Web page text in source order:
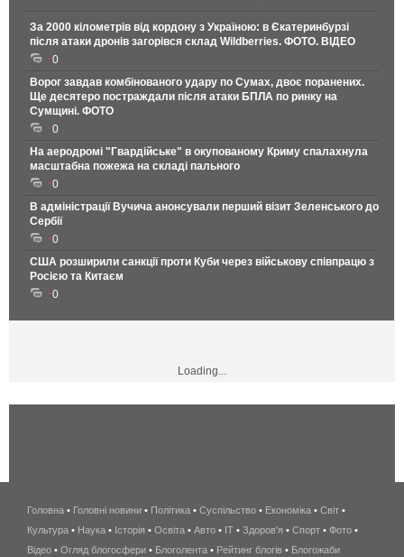
За 2000 кілометрів від кордону з Україною: в Єкатеринбурзі
після атаки дронів загорівся склад Wildberries. ФОТО. ВІДЕО
0
Ворог завдав комбінованого удару по Сумах, двоє поранених.
Ще десятеро постраждали після атаки БПЛА по ринку на
Сумщині. ФОТО
0
На аеродромі "Гвардійське" в окупованому Криму спалахнула
масштабна пожежа на складі пального
0
В адміністрації Вучича анонсували перший візит Зеленського до
Сербії
0
США розширили санкції проти Куби через військову співпрацю з
Росією та Китаєм
0
Loading...
беспроводной
интернет
киев
Головна • Головні новини • Політика • Суспільство • Економіка • Світ •
Культура • Наука • Історія • Освіта • Авто • IT • Здоров'я • Спорт • Фото •
Відео • Огляд блогосфери • Блоголента • Рейтинг блогів • Блогожаби